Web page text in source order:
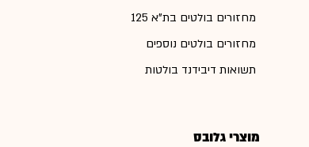
מחזורים בולטים בת"א 125
מחזורים בולטים נוספים
תשואות דיבידנד בולטות
מוצרי גלובס